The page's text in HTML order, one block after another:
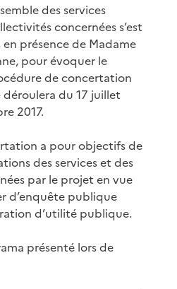
des services
concernées s’est
présence de Madame
pour évoquer le
de concertation
du 17 juillet
2017.
a pour objectifs de
des services et des
par le projet en vue
d’enquête publique
d’utilité publique.
présenté lors de